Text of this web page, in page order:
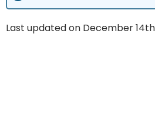
Last updated on December